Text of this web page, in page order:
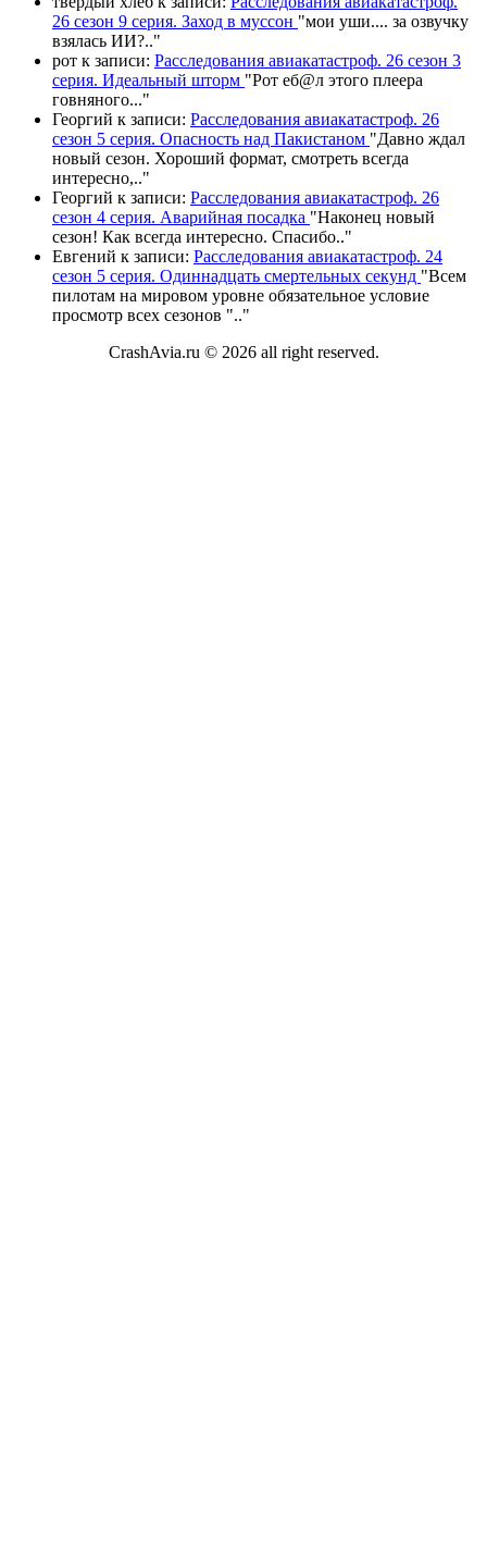
26 сезон 9 серия. Заход в муссон "мои уши.... за озвучку
взялась ИИ?.."
рот к записи: Расследования авиакатастроф. 26 сезон 3
серия. Идеальный шторм "Рот еб@л этого плеера
говняного..."
Георгий к записи: Расследования авиакатастроф. 26
сезон 5 серия. Опасность над Пакистаном "Давно ждал
новый сезон. Хороший формат, смотреть всегда
интересно,.."
Георгий к записи: Расследования авиакатастроф. 26
сезон 4 серия. Аварийная посадка "Наконец новый
сезон! Как всегда интересно. Спасибо.."
Евгений к записи: Расследования авиакатастроф. 24
сезон 5 серия. Одиннадцать смертельных секунд "Всем
пилотам на мировом уровне обязательное условие
просмотр всех сезонов ".."
CrashAvia.ru © 2026 all right reserved.